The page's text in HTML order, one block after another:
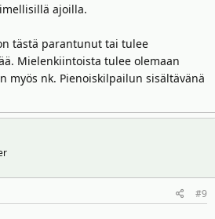
ajoilla.
tästä parantunut tai tulee
Mielenkiintoista tulee olemaan
myös nk. Pienoiskilpailun sisältävänä
#9